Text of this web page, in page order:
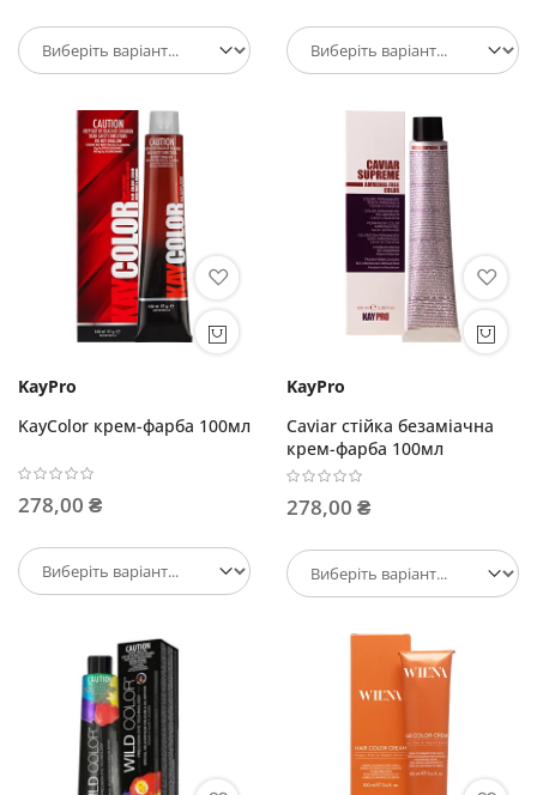
KayPro
KayColor крем-фарба 100мл
278,00 ₴
KayPro
Caviar стійка безаміачна
крем-фарба 100мл
278,00 ₴